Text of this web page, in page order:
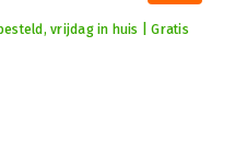
vrijdag in huis | Gratis